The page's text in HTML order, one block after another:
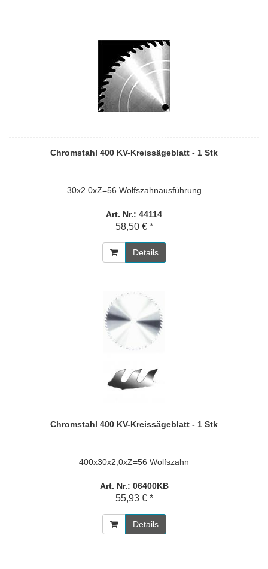
Chromstahl 400 KV-Kreissägeblatt - 1 Stk
30x2.0xZ=56 Wolfszahnausführung
Art. Nr.: 44114
58,50 € *
Details
Chromstahl 400 KV-Kreissägeblatt - 1 Stk
400x30x2;0xZ=56 Wolfszahn
Art. Nr.: 06400KB
55,93 € *
Details